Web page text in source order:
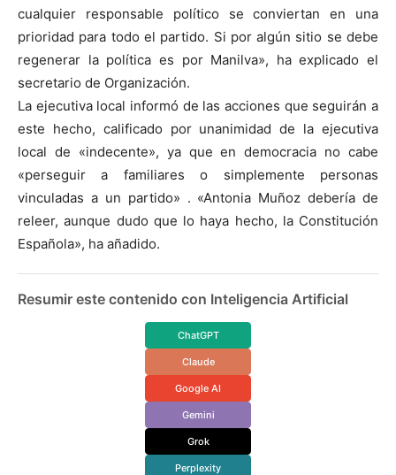
cualquier responsable político se conviertan en una
prioridad para todo el partido. Si por algún sitio se debe
regenerar la política es por Manilva», ha explicado el
secretario de Organización.
La ejecutiva local informó de las acciones que seguirán a
este hecho, calificado por unanimidad de la ejecutiva
local de «indecente», ya que en democracia no cabe
«perseguir a familiares o simplemente personas
vinculadas a un partido» . «Antonia Muñoz debería de
releer, aunque dudo que lo haya hecho, la Constitución
Española», ha añadido.
Resumir este contenido con Inteligencia Artificial
ChatGPT
Claude
Google AI
Gemini
Grok
Perplexity